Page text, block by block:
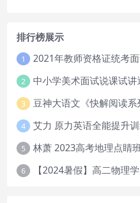
排行榜展示
1
2
3 豆神大语文《快解阅读系
4 艾力 原力英语全能提升
5 林萧 2023高考地理点睛
6 【2024暑假】高二物理